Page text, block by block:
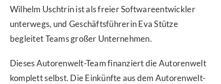
Wilhelm Uschtrin ist als freier Softwareentwickler
unterwegs, und Geschäftsführerin Eva Stütze
begleitet Teams großer Unternehmen.
Dieses Autorenwelt-Team finanziert die Autorenwelt
komplett selbst. Die Einkünfte aus dem Autorenwelt-